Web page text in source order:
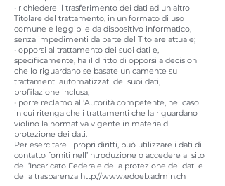
• richiedere il trasferimento dei dati ad un altro
Titolare del trattamento, in un formato di uso
comune e leggibile da dispositivo informatico,
senza impedimenti da parte del Titolare attuale;
• opporsi al trattamento dei suoi dati e,
specificamente, ha il diritto di opporsi a decisioni
che lo riguardano se basate unicamente su
trattamenti automatizzati dei suoi dati,
profilazione inclusa;
• porre reclamo all’Autorità competente, nel caso
in cui ritenga che i trattamenti che la riguardano
violino la normativa vigente in materia di
protezione dei dati.
Per esercitare i propri diritti, può utilizzare i dati di
contatto forniti nell’introduzione o accedere al sito
dell’Incaricato Federale della protezione dei dati e
della trasparenza http://www.edoeb.admin.ch